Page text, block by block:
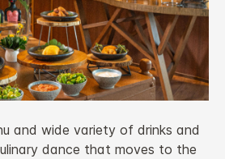
and wide variety of drinks and
dance that moves to the